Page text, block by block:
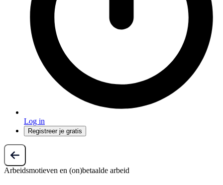
Log in
Registreer je gratis
Arbeidsmotieven en (on)betaalde arbeid